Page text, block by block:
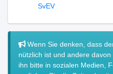
SvEV
Wenn Sie denken, dass
nützlich ist und andere
ihn bitte in sozialen Medien,